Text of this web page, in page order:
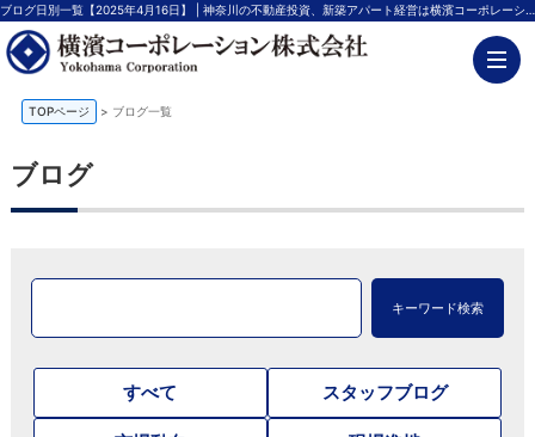
ブログ日別一覧【2025年4月16日】 | 神奈川の不動産投資、新築アパート経営は横濱コーポレーション
TOPページ > ブログ一覧
ブログ
キーワード検索
すべて スタッフブログ